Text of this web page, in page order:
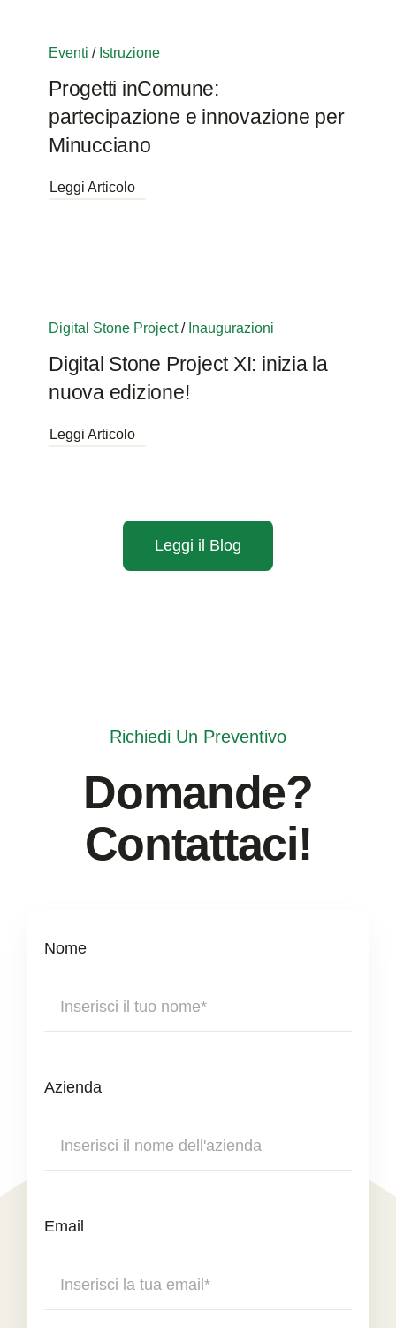
Eventi / Istruzione
Progetti inComune:
partecipazione e innovazione per
Minucciano
Leggi Articolo
Digital Stone Project/ Inaugurazioni
Digital Stone Project XI: inizia la
nuova edizione!
Leggi Articolo
Leggi il Blog
Richiedi Un Preventivo
Domande?
Contattaci!
Nome
Azienda
Email